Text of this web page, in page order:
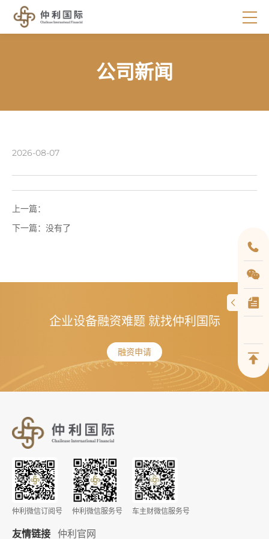
公司新闻
2026-08-07
上一篇：
下一篇： 没有了
企业设备融资难题 就找仲利国际
融资申请
仲利微信订阅号 仲利微信服务号 车主财微信服务号
友情链接 仲利官网